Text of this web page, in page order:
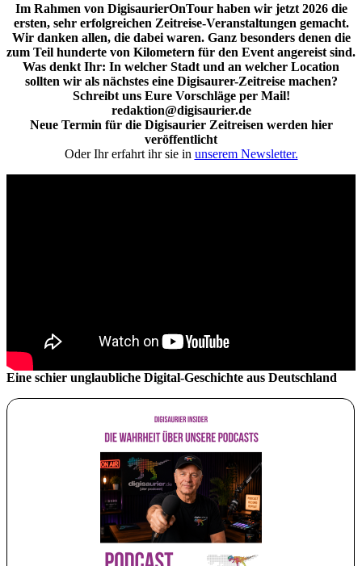
Im Rahmen von DigisaurierOnTour haben wir jetzt 2026 die
ersten, sehr erfolgreichen Zeitreise-Veranstaltungen gemacht.
Wir danken allen, die dabei waren. Ganz besonders denen die
zum Teil hunderte von Kilometern für den Event angereist sind.
Was denkt Ihr: In welcher Stadt und an welcher Location
sollten wir als nächstes eine Digisaurer-Zeitreise machen?
Schreibt uns Eure Vorschläge per Mail!
redaktion@digisaurier.de
Neue Termin für die Digisaurier Zeitreisen werden hier
veröffentlicht
Oder Ihr erfahrt ihr sie in unserem Newsletter.
Eine schier unglaubliche Digital-Geschichte aus Deutschland